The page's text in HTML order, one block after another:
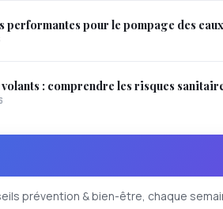
performantes pour le pompage des
: comprendre les risques
prévention & bien-être, chaque